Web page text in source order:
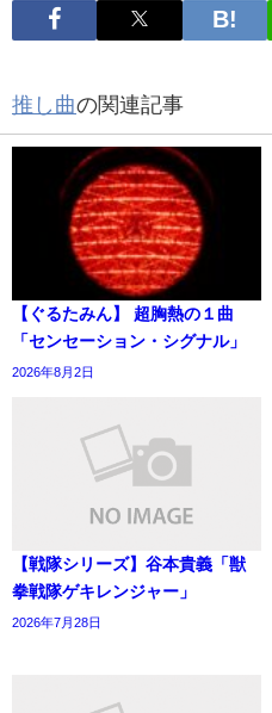
推し曲の関連記事
【ぐるたみん】 超胸熱の１曲
「センセーション・シグナル」
2026年8月2日
【戦隊シリーズ】谷本貴義「獣
拳戦隊ゲキレンジャー」
2026年7月28日